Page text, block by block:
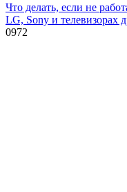
Что делать, если не
LG, Sony и телевизорах
0972